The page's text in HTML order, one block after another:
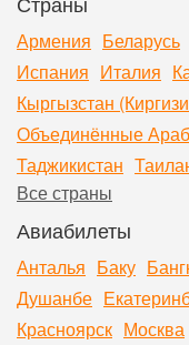
Армения Беларусь
Испания Италия
Кыргызстан
Объединённые
Таджикистан
Все страны
Авиабилеты
Анталья Баку
Душанбе
Красноярск Москва